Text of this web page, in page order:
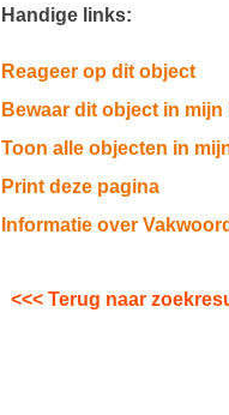
Handige links:
Reageer op dit object
Bewaar dit object in
Toon alle objecten in
Print deze pagina
Informatie over
<<< Terug naar